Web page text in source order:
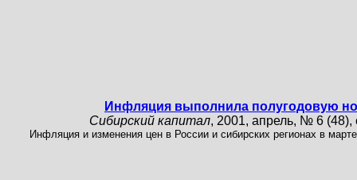
Инфляция выполнила полугодовую
Сибирский капитал, 2001, апрель, № 6 (48),
Инфляция и изменения цен в России и сибирских регионах в